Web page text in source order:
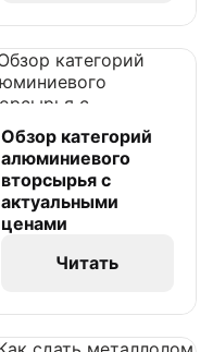
Обзор категорий
алюминиевого
вторсырья с
актуальными
ценами
Читать